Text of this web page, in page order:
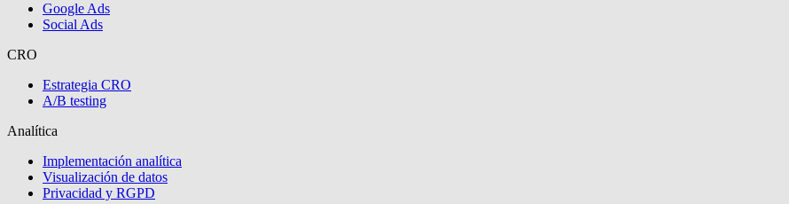
Google Ads
Social Ads
CRO
Estrategia CRO
A/B testing
Analítica
Implementación analítica
Visualización de datos
Privacidad y RGPD